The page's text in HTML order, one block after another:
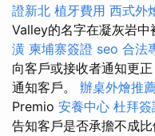
證新北 植牙費用 西式外
Valley的名字在凝灰岩
潢 柬埔寨簽證 seo 合法
向客戶或接收者通知更
通知客戶。 辦桌外燴推
Premio 安養中心 杜拜簽
告知客戶是否承擔不成